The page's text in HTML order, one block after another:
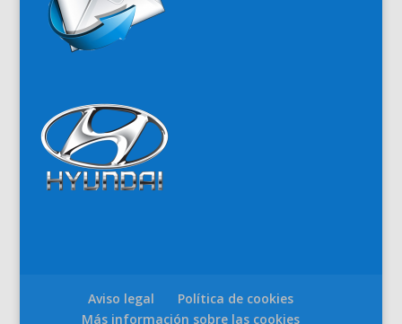
Aviso legal
Política de cookies
Más información sobre las cookies